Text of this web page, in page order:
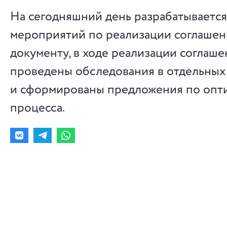
На сегодняшний день
мероприятий по реализации
документу, в ходе реализации
проведены обследования в
и сформированы предложения по
процесса.